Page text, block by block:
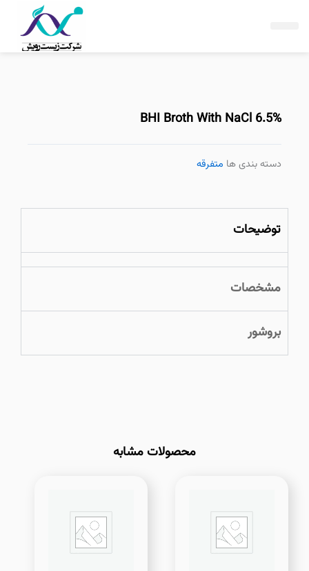
BHI Broth With NaCl 6.5%
دسته بندی ها متفرقه
توضیحات
مشخصات
بروشور
محصولات مشابه